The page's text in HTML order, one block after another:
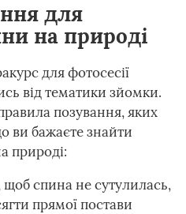
для
на природі
для фотосесії
від тематики зйомки.
позування, яких
ви бажаєте знайти
природі:
спина не сутулилась,
прямої постави